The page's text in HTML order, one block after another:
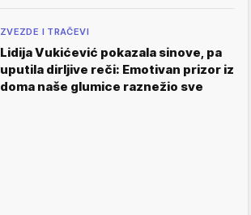
ZVEZDE I TRAČEVI
Lidija Vukićević pokazala sinove, pa
uputila dirljive reči: Emotivan prizor iz
doma naše glumice raznežio sve